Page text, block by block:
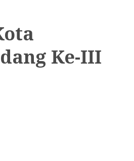
Ke-III